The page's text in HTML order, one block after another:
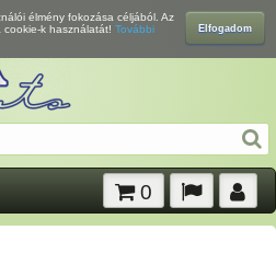
Elfogadom
élmény fokozása céljából. Az
k használatát! További
0